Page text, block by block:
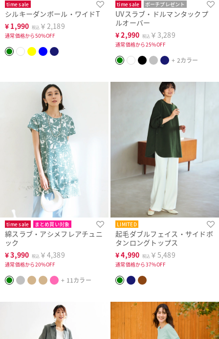
time sale
シルキーダンボール・ワイドT
¥ 1,990 税込 ￥2,189
通常価格から50%OFF
time sale
ポーチプレゼント
WEB限定
洗濯機可
UVスラブ・ドルマンタックプ
ルオーバー
¥2,990 税込 ￥3,289
通常価格から25%OFF
+ 2カラー
time sale
まとめ買い対象
人気商品
綿スラブ・アシメフレアチュニ
ック
¥3,990 税込 ￥4,389
通常価格から20%OFF
+ 11カラー
LIMITED
起毛ダブルフェイス・サイドボ
タンロングトップス
¥4,990 税込 ￥5,489
通常価格から37%OFF